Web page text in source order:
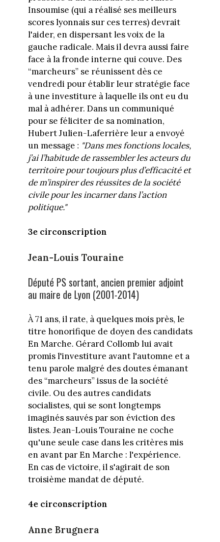
Insoumise (qui a réalisé ses meilleurs
scores lyonnais sur ces terres) devrait
l'aider, en dispersant les voix de la
gauche radicale. Mais il devra aussi faire
face à la fronde interne qui couve. Des
“marcheurs” se réunissent dès ce
vendredi pour établir leur stratégie face
à une investiture à laquelle ils ont eu du
mal à adhérer. Dans un communiqué
pour se féliciter de sa nomination,
Hubert Julien-Laferrière leur a envoyé
un message : "Dans mes fonctions locales,
j’ai l’habitude de rassembler les acteurs du
territoire pour toujours plus d’efficacité et
de m’inspirer des réussites de la société
civile pour les incarner dans l’action
politique."
3e circonscription
Jean-Louis Touraine
Député PS sortant, ancien premier adjoint
au maire de Lyon (2001-2014)
À 71 ans, il rate, à quelques mois près, le
titre honorifique de doyen des candidats
En Marche. Gérard Collomb lui avait
promis l'investiture avant l'automne et a
tenu parole malgré des doutes émanant
des “marcheurs” issus de la société
civile. Ou des autres candidats
socialistes, qui se sont longtemps
imaginés sauvés par son éviction des
listes. Jean-Louis Touraine ne coche
qu'une seule case dans les critères mis
en avant par En Marche : l'expérience.
En cas de victoire, il s'agirait de son
troisième mandat de député.
4e circonscription
Anne Brugnera